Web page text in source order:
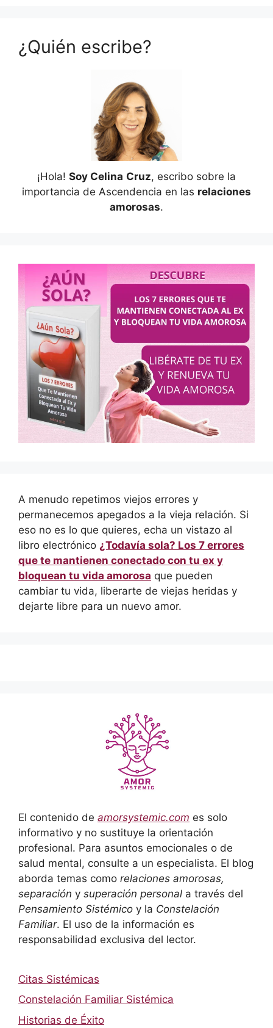
¿Quién escribe?
¡Hola! Soy Celina Cruz, escribo sobre la
importancia de Ascendencia en las relaciones
amorosas.
A menudo repetimos viejos errores y
permanecemos apegados a la vieja relación. Si
eso no es lo que quieres, echa un vistazo al
libro electrónico ¿Todavía sola? Los 7 errores
que te mantienen conectado con tu ex y
bloquean tu vida amorosa que pueden
cambiar tu vida, liberarte de viejas heridas y
dejarte libre para un nuevo amor.
El contenido de amorsystemic.com es solo
informativo y no sustituye la orientación
profesional. Para asuntos emocionales o de
salud mental, consulte a un especialista. El blog
aborda temas como relaciones amorosas,
separación y superación personal a través del
Pensamiento Sistémico y la Constelación
Familiar. El uso de la información es
responsabilidad exclusiva del lector.
Citas Sistémicas
Constelación Familiar Sistémica
Historias de Éxito